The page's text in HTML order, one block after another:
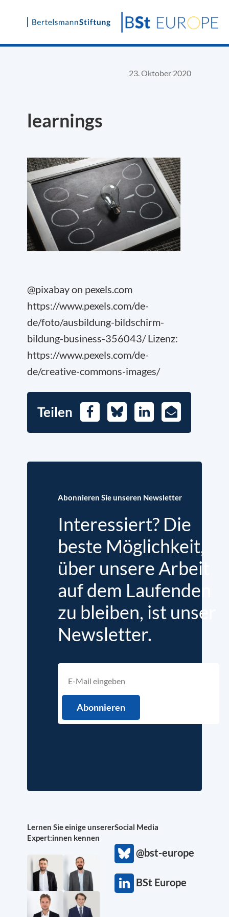
Skip
23. Oktober 2020
learnings
@pixabay on pexels.com
https://www.pexels.com/de-
de/foto/ausbildung-bildschirm-
bildung-business-356043/ Lizenz:
https://www.pexels.com/de-
de/creative-commons-images/
Teilen FacebookBlueskyLinkedIn
E-
Mail
Abonnieren Sie unseren Newsletter
Interessiert? Die
beste Möglichkeit,
über unsere Arbeit
auf dem Laufenden
zu bleiben, ist unser
Newsletter.
Lernen Sie einige unserer
Expert:innen kennen
Social Media
@bst-europe
BSt Europe